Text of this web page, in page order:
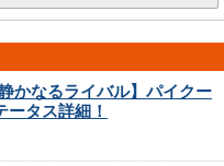
かなるライバル】パイクー
タス詳細！